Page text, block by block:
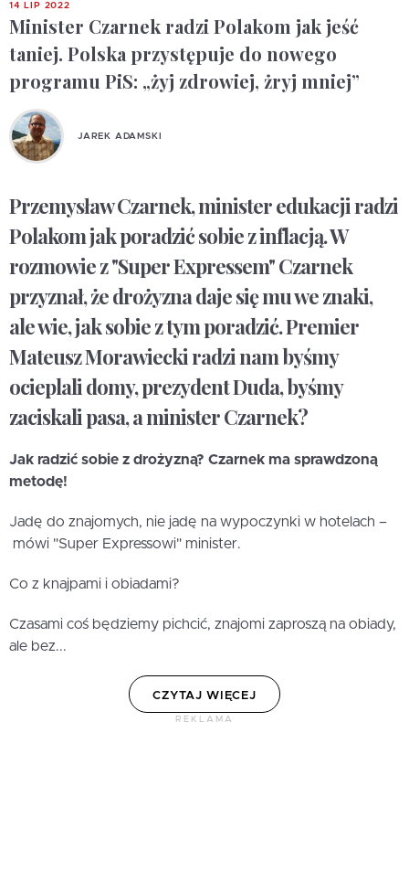
14 LIP 2022
Minister Czarnek radzi Polakom jak jeść
taniej. Polska przystępuje do nowego
programu PiS: „żyj zdrowiej, żryj mniej”
JAREK ADAMSKI
Przemysław Czarnek, minister edukacji radzi
Polakom jak poradzić sobie z inflacją. W
rozmowie z "Super Expressem" Czarnek
przyznał, że drożyzna daje się mu we znaki,
ale wie, jak sobie z tym poradzić. Premier
Mateusz Morawiecki radzi nam byśmy
ocieplali domy, prezydent Duda, byśmy
zaciskali pasa, a minister Czarnek?
Jak radzić sobie z drożyzną? Czarnek ma sprawdzoną
metodę!
Jadę do znajomych, nie jadę na wypoczynki w hotelach –
mówi "Super Expressowi" minister.
Co z knajpami i obiadami?
Czasami coś będziemy pichcić, znajomi zaproszą na obiady,
ale bez...
CZYTAJ WIĘCEJ
REKLAMA